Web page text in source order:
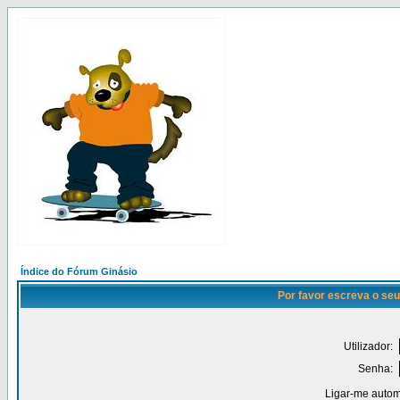
Índice do Fórum Ginásio
Por favor escreva o
Utilizador:
Senha:
Ligar-me